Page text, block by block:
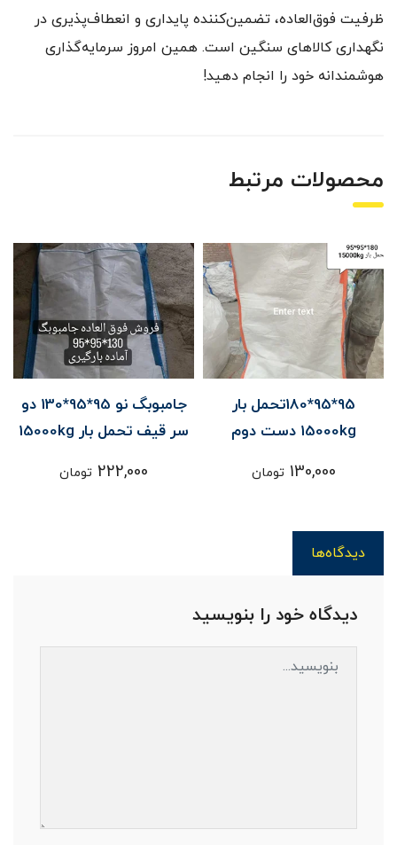
ظرفیت فوق‌العاده، تضمین‌کننده پایداری و انعطاف‌پذیری در
نگهداری کالاهای سنگین است. همین امروز سرمایه‌گذاری
هوشمندانه خود را انجام دهید!
محصولات مرتبط
95*95*180تحمل بار
15000kg دست دوم
130,000 تومان
جامبوبگ نو 95*95*130 دو
سر قیف تحمل بار 15000kg
222,000 تومان
دیدگاه‌ها
دیدگاه خود را بنویسید